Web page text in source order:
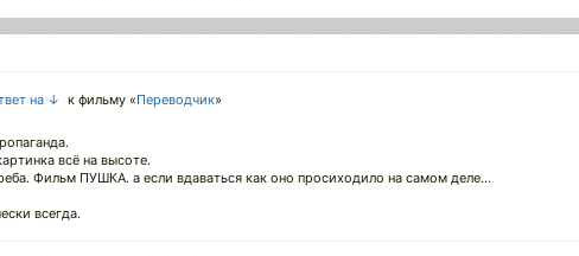
на ↓ к фильму «Переводчик»
всё на высоте.
Фильм ПУШКА. а если вдаваться как оно просиходило на самом деле...
всегда.